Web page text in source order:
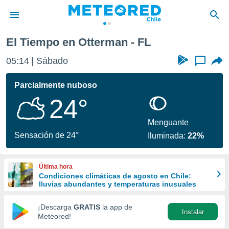
de
por
se
calidad.
a este
las
y
forma
digital
basada
El Tiempo en Otterman - FL
05:14 Sábado ...
Parcialmente nuboso
24°
Sensación de 24°
Menguante
Iluminada:22%
Última hora
Condiciones climáticas de agosto en Chile:
lluvias abundantes y temperaturas inusuales
¡Descarga GRATIS la app de
Meteored!
Instalar